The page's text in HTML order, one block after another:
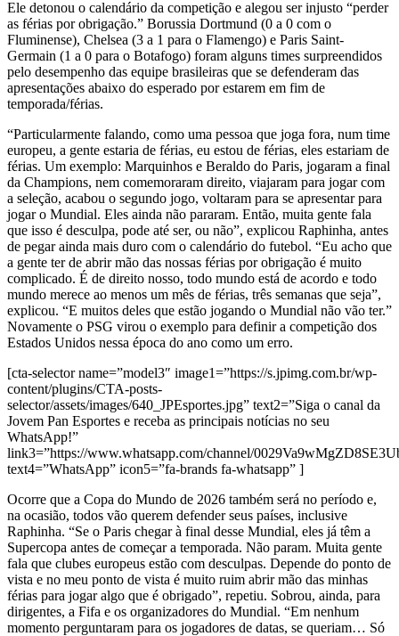
Ele detonou o calendário da competição e alegou ser injusto “perder
as férias por obrigação.” Borussia Dortmund (0 a 0 com o
Fluminense), Chelsea (3 a 1 para o Flamengo) e Paris Saint-
Germain (1 a 0 para o Botafogo) foram alguns times surpreendidos
pelo desempenho das equipe brasileiras que se defenderam das
apresentações abaixo do esperado por estarem em fim de
temporada/férias.
“Particularmente falando, como uma pessoa que joga fora, num time
europeu, a gente estaria de férias, eu estou de férias, eles estariam de
férias. Um exemplo: Marquinhos e Beraldo do Paris, jogaram a final
da Champions, nem comemoraram direito, viajaram para jogar com
a seleção, acabou o segundo jogo, voltaram para se apresentar para
jogar o Mundial. Eles ainda não pararam. Então, muita gente fala
que isso é desculpa, pode até ser, ou não”, explicou Raphinha, antes
de pegar ainda mais duro com o calendário do futebol. “Eu acho que
a gente ter de abrir mão das nossas férias por obrigação é muito
complicado. É de direito nosso, todo mundo está de acordo e todo
mundo merece ao menos um mês de férias, três semanas que seja”,
explicou. “E muitos deles que estão jogando o Mundial não vão ter.”
Novamente o PSG virou o exemplo para definir a competição dos
Estados Unidos nessa época do ano como um erro.
[cta-selector name=”model3″ image1=”https://s.jpimg.com.br/wp-
content/plugins/CTA-posts-
selector/assets/images/640_JPEsportes.jpg” text2=”Siga o canal da
Jovem Pan Esportes e receba as principais notícias no seu
WhatsApp!”
link3=”https://www.whatsapp.com/channel/
text4=”WhatsApp” icon5=”fa-brands fa-whatsapp” ]
Ocorre que a Copa do Mundo de 2026 também será no período e,
na ocasião, todos vão querem defender seus países, inclusive
Raphinha. “Se o Paris chegar à final desse Mundial, eles já têm a
Supercopa antes de começar a temporada. Não param. Muita gente
fala que clubes europeus estão com desculpas. Depende do ponto de
vista e no meu ponto de vista é muito ruim abrir mão das minhas
férias para jogar algo que é obrigado”, repetiu. Sobrou, ainda, para
dirigentes, a Fifa e os organizadores do Mundial. “Em nenhum
momento perguntaram para os jogadores de datas, se queriam… Só